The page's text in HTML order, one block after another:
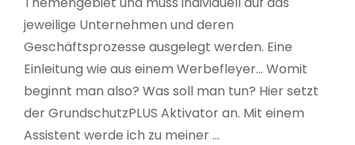
jeweilige Unternehmen und deren
Geschäftsprozesse ausgelegt werden. Eine
Einleitung wie aus einem Werbefleyer… Womit
beginnt man also? Was soll man tun? Hier setzt
der GrundschutzPLUS Aktivator an. Mit einem
Assistent werde ich zu meiner …